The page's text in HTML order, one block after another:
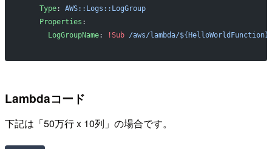
    Type
: AWS::Logs::LogGroup
    Properties
:
      LogGroupName
: !Sub /aws/lambda/${HelloWorldFunction}
Lambdaコード
下記は「50万行 x 10列」の場合です。